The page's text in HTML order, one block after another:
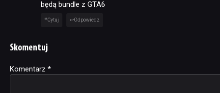
będą bundle z GTA6
Cytuj Odpowiedz
Skomentuj
Komentarz *
Alternative: